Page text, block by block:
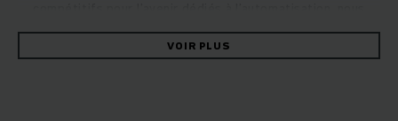
d’intralogistique. L’éventail complet, de l’automatisation
partielle à l’automatisation complète, vous confère une
VOIR PLUS